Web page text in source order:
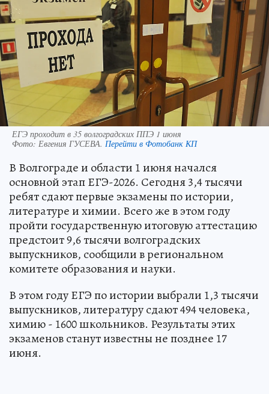
ЕГЭ проходит в 35 волгоградских ППЭ 1 июня
Фото: Евгения ГУСЕВА. Перейти в Фотобанк КП
В Волгограде и области 1 июня начался
основной этап ЕГЭ-2026. Сегодня 3,4 тысячи
ребят сдают первые экзамены по истории,
литературе и химии. Всего же в этом году
пройти государственную итоговую аттестацию
предстоит 9,6 тысячи волгоградских
выпускников, сообщили в региональном
комитете образования и науки.
В этом году ЕГЭ по истории выбрали 1,3 тысячи
выпускников, литературу сдают 494 человека,
химию - 1600 школьников. Результаты этих
экзаменов станут известны не позднее 17
июня.